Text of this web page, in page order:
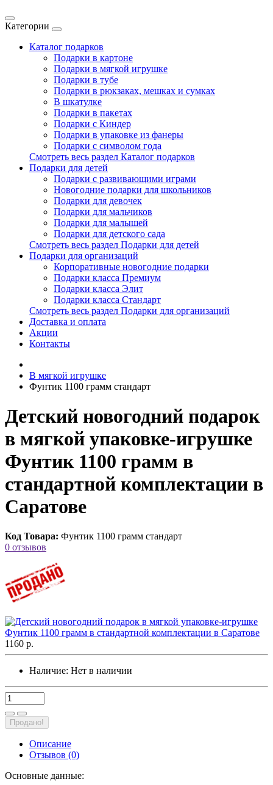
Категории
Каталог подарков
Подарки в картоне
Подарки в мягкой игрушке
Подарки в тубе
Подарки в рюкзаках, мешках и сумках
В шкатулке
Подарки в пакетах
Подарки с Киндер
Подарки в упаковке из фанеры
Подарки с символом года
Смотреть весь раздел Каталог подарков
Подарки для детей
Подарки с развивающими играми
Новогодние подарки для школьников
Подарки для девочек
Подарки для мальчиков
Подарки для малышей
Подарки для детского сада
Смотреть весь раздел Подарки для детей
Подарки для организаций
Корпоративные новогодние подарки
Подарки класса Премиум
Подарки класса Элит
Подарки класса Стандарт
Смотреть весь раздел Подарки для организаций
Доставка и оплата
Акции
Контакты
В мягкой игрушке
Фунтик 1100 грамм стандарт
Детский новогодний подарок
в мягкой упаковке-игрушке
Фунтик 1100 грамм в
стандартной комплектации в
Саратове
Код Товара: Фунтик 1100 грамм стандарт
0 отзывов
1160 р.
Наличие: Нет в наличии
Продано!
Описание
Отзывов (0)
Основные данные: